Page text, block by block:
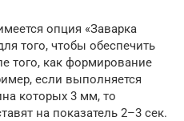
опция «Заварка
того, чтобы обеспечить
того, как формирование
если выполняется
которых 3 мм, то
на показатель 2–3 сек.